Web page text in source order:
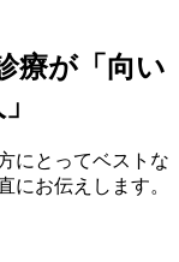
療が「向い
にとってベストな
にお伝えします。